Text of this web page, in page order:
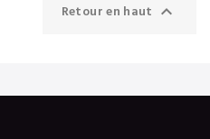
Retour en haut 